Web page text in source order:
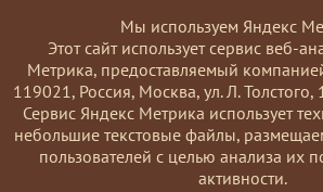
Мы используем Яндекс
Этот сайт использует сервис веб-
Метрика, предоставляемый
119021, Россия, Москва, ул. Л.
Сервис Яндекс Метрика использует
небольшие текстовые файлы,
пользователей с целью анализа их
активности.